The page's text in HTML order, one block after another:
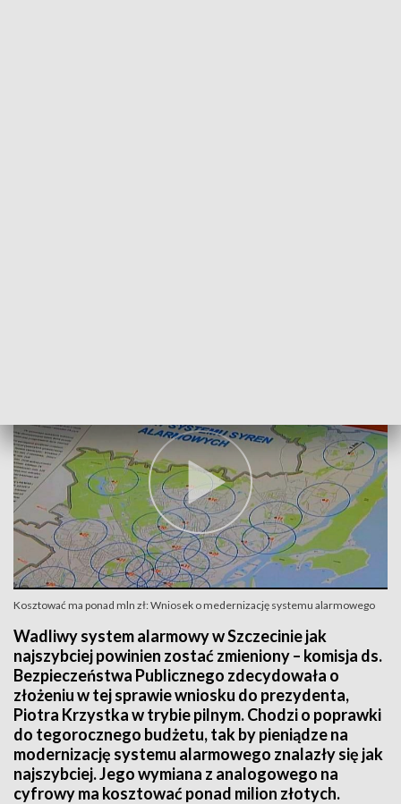
Kosztować ma ponad mln zł: Wniosek o medernizację systemu alarmowego
Wadliwy system alarmowy w Szczecinie jak
najszybciej powinien zostać zmieniony – komisja ds.
Bezpieczeństwa Publicznego zdecydowała o
złożeniu w tej sprawie wniosku do prezydenta,
Piotra Krzystka w trybie pilnym. Chodzi o poprawki
do tegorocznego budżetu, tak by pieniądze na
modernizację systemu alarmowego znalazły się jak
najszybciej. Jego wymiana z analogowego na
cyfrowy ma kosztować ponad milion złotych.